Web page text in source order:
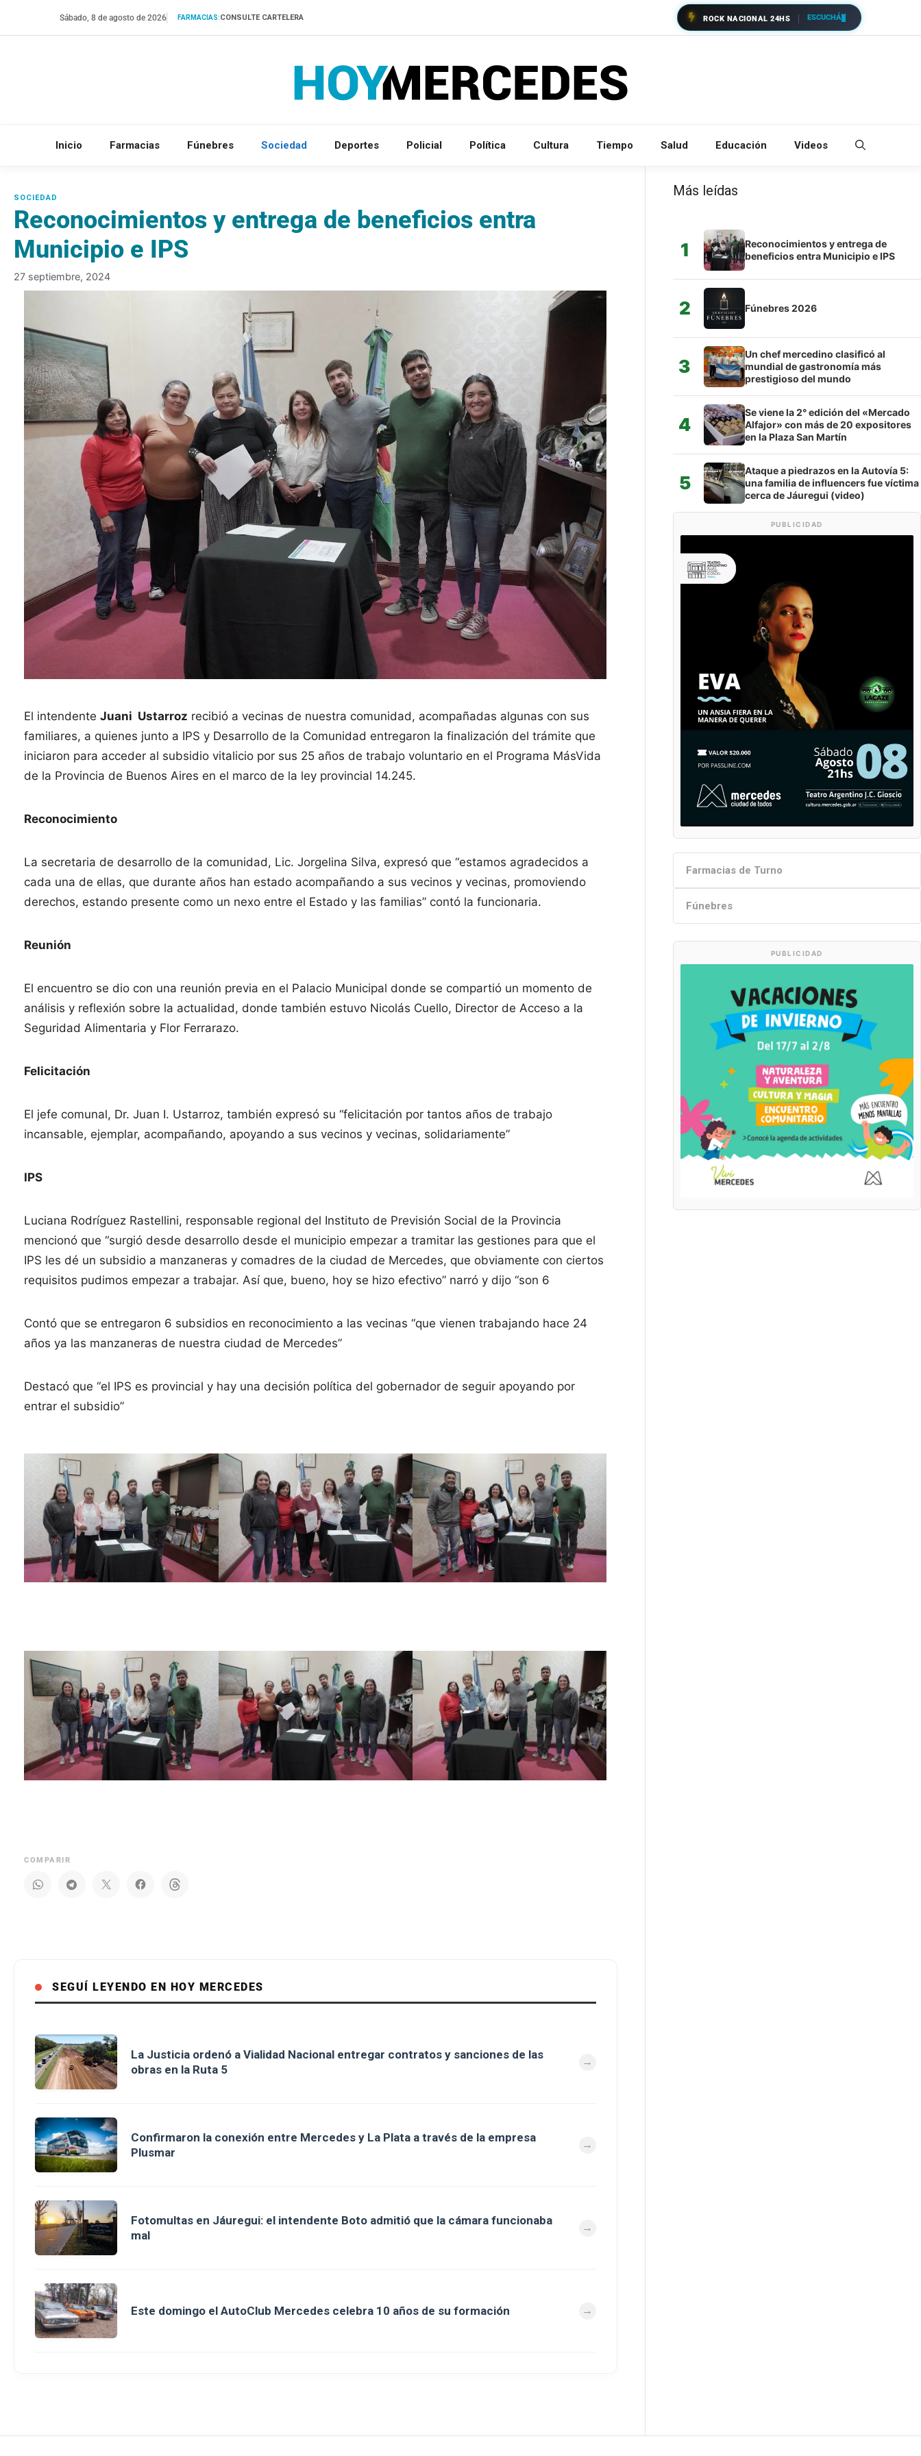
Sábado, 8 de agosto de 2026 FARMACIAS:CONSULTE CARTELERA ROCK NACIONAL 24HS ESCUCHÁ
Inicio Farmacias Fúnebres Sociedad Deportes Policial Política Cultura Tiempo Salud Educación Videos
Reconocimientos y entrega de beneficios entra
Municipio e IPS
27 septiembre, 2024
El intendenteJuani Ustarroz recibió a vecinas de nuestra comunidad, acompañadas algunas con sus
familiares, a quienes junto a IPS y Desarrollo de la Comunidad entregaron la finalización del trámite que
iniciaron para acceder al subsidio vitalicio por sus 25 años de trabajo voluntario en el Programa MásVida
de la Provincia de Buenos Aires en el marco de la ley provincial 14.245.
Reconocimiento
La secretaria de desarrollo de la comunidad, Lic. Jorgelina Silva, expresó que “estamos agradecidos a
cada una de ellas, que durante años han estado acompañando a sus vecinos y vecinas, promoviendo
derechos, estando presente como un nexo entre el Estado y las familias” contó la funcionaria.
Reunión
El encuentro se dio con una reunión previa en el Palacio Municipal donde se compartió un momento de
análisis y reflexión sobre la actualidad, donde también estuvo Nicolás Cuello, Director de Acceso a la
Seguridad Alimentaria y Flor Ferrarazo.
Felicitación
El jefe comunal, Dr. Juan I. Ustarroz, también expresó su “felicitación por tantos años de trabajo
incansable, ejemplar, acompañando, apoyando a sus vecinos y vecinas, solidariamente”
IPS
Luciana Rodríguez Rastellini, responsable regional del Instituto de Previsión Social de la Provincia
mencionó que “surgió desde desarrollo desde el municipio empezar a tramitar las gestiones para que el
IPS les dé un subsidio a manzaneras y comadres de la ciudad de Mercedes, que obviamente con ciertos
requisitos pudimos empezar a trabajar. Así que, bueno, hoy se hizo efectivo” narró y dijo “son 6
Contó que se entregaron 6 subsidios en reconocimiento a las vecinas “que vienen trabajando hace 24
años ya las manzaneras de nuestra ciudad de Mercedes”
Destacó que “el IPS es provincial y hay una decisión política del gobernador de seguir apoyando por
entrar el subsidio”
COMPARIR
SEGUÍ LEYENDO EN HOY MERCEDES
La Justicia ordenó a Vialidad Nacional entregar contratos y sanciones de las
obras en la Ruta 5
Confirmaron la conexión entre Mercedes y La Plata a través de la empresa
Plusmar
Fotomultas en Jáuregui: el intendente Boto admitió que la cámara funcionaba
mal
Este domingo el AutoClub Mercedes celebra 10 años de su formación
Más leídas
1
Reconocimientos y entrega de
beneficios entra Municipio e IPS
2 Fúnebres 2026
3
Un chef mercedino clasificó al
mundial de gastronomía más
prestigioso del mundo
4
Se viene la 2° edición del «Mercado
Alfajor» con más de 20 expositores
en la Plaza San Martín
5
Ataque a piedrazos en la Autovía 5:
una familia de influencers fue víctima
cerca de Jáuregui (video)
PUBLICIDAD
Farmacias de Turno
Fúnebres
PUBLICIDAD